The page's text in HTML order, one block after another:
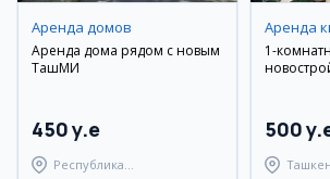
Аренда домов
Аренда дома рядом с новым
ТашМИ
450 y.e
Республика
Аренда
1-
500